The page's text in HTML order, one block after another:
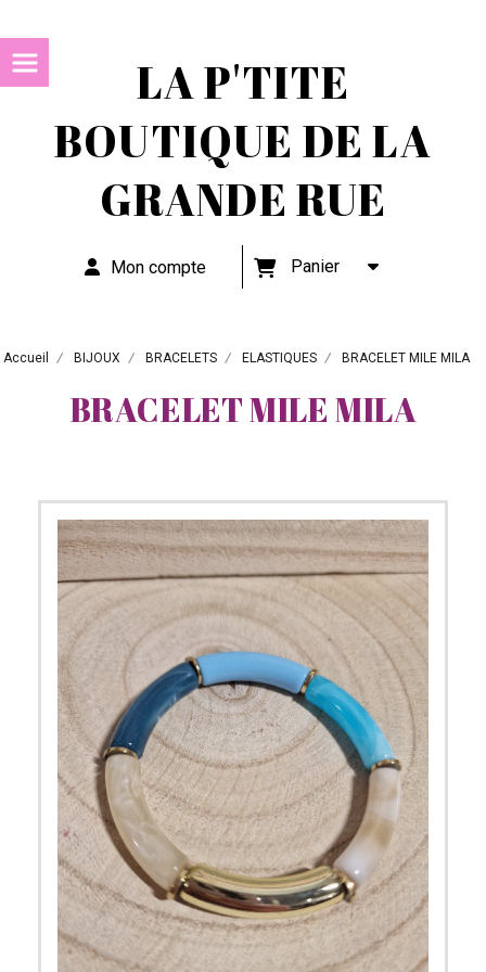
LA P'TITE
BOUTIQUE DE LA
GRANDE RUE
Mon compte Panier
Accueil BIJOUX BRACELETS ELASTIQUES BRACELET MILE MILA
BRACELET MILE MILA